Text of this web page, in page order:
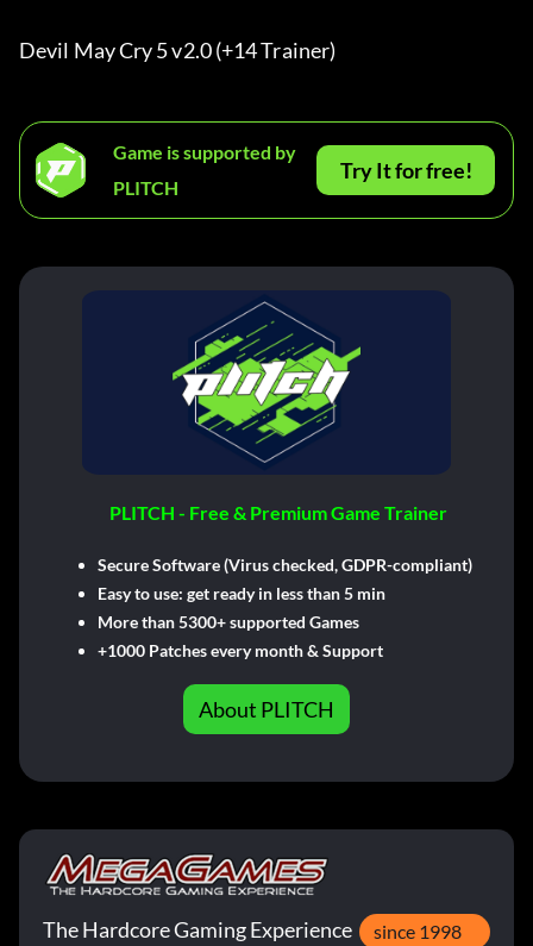
Devil May Cry 5 v2.0 (+14 Trainer)
Game is supported by
PLITCH
Try It for free!
PLITCH - Free & Premium Game Trainer
Secure Software (Virus checked, GDPR-compliant)
Easy to use: get ready in less than 5 min
More than 5300+ supported Games
+1000 Patches every month & Support
About PLITCH
The Hardcore Gaming Experience since 1998